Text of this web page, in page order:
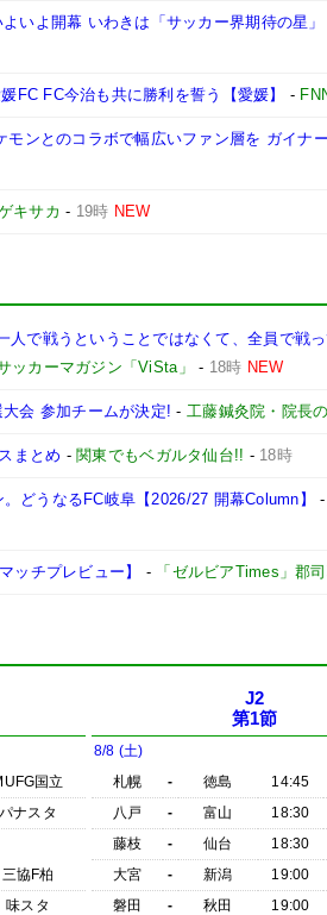
いよ開幕 いわきは「サッカー界期待の星
FC FC今治も共に勝利を誓う【愛媛】 -
モンとのコラボで幅広いファン層を ガイナ
キサカ - 19時 NEW
人で戦うということではなくて、全員で戦
ッカーマガジン「ViSta」 - 18時 NEW
会 参加チームが決定! -工藤鍼灸院・院長
まとめ - 関東でもベガルタ仙台!! - 18時
どうなるFC岐阜【2026/27 開幕Column】 -
ッチプレビュー】 - 「ゼルビアTimes」郡
国立
パナスタ
三協F柏
味スタ
J2
第1節
8/8 (土)
札幌
- 徳島 14:45
八戸
- 富山 18:30
藤枝
- 仙台 18:30
大宮
- 新潟 19:00
磐田
- 秋田 19:00